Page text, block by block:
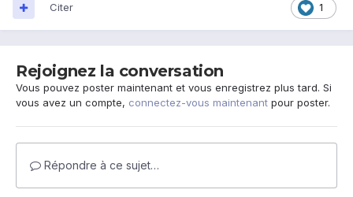
1
Citer
Rejoignez la conversation
Vous pouvez poster maintenant et vous enregistrez plus tard. Si
vous avez un compte, connectez-vous maintenant pour poster.
Répondre à ce sujet…